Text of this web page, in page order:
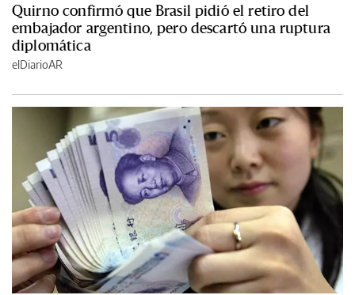
Quirno confirmó que Brasil pidió el retiro del
embajador argentino, pero descartó una ruptura
diplomática
elDiarioAR